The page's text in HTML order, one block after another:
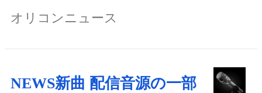
オリコンニュース
NEWS新曲 配信音源の一部